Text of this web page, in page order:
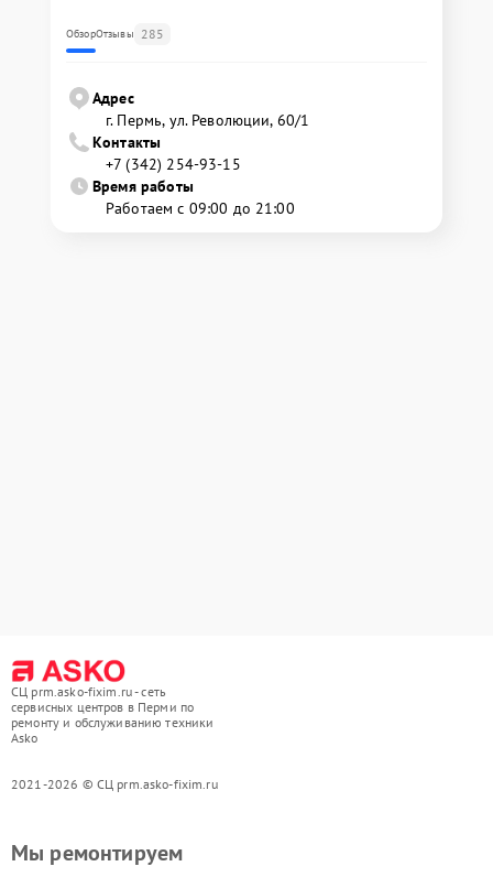
ОбзорОтзывы 285
Адрес
г. Пермь, ул. ​Революции, 60/1
Контакты
+7 (342) 254-93-15
Время работы
Работаем с 09:00 до 21:00
СЦ prm.asko-fixim.ru - сеть
сервисных центров в Перми по
ремонту и обслуживанию техники
Asko
2021-2026 © СЦ prm.asko-fixim.ru
Мы ремонтируем